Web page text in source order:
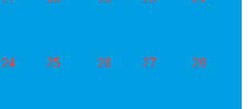
24 25 26 27 28